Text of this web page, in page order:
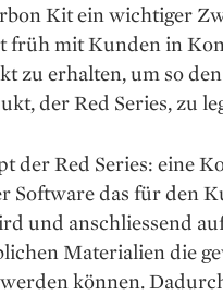
Kit ein wichtiger
früh mit Kunden in
zu erhalten, um so
der Red Series, zu
der Red Series: eine
Software das für den
und anschliessend
Materialien die
können.